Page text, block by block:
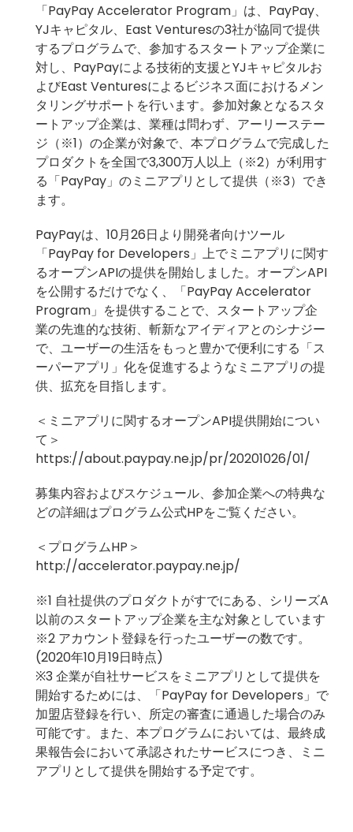
「PayPay Accelerator Program」は、PayPay、
YJキャピタル、East Venturesの3社が協同で提供
するプログラムで、参加するスタートアップ企業に
対し、PayPayによる技術的支援とYJキャピタルお
よびEast Venturesによるビジネス面におけるメン
タリングサポートを行います。参加対象となるスタ
ートアップ企業は、業種は問わず、アーリーステー
ジ（※1）の企業が対象で、本プログラムで完成した
プロダクトを全国で3,300万人以上（※2）が利用す
る「PayPay」のミニアプリとして提供（※3）でき
ます。
PayPayは、10月26日より開発者向けツール
「PayPay for Developers」上でミニアプリに関す
るオープンAPIの提供を開始しました。オープンAPI
を公開するだけでなく、「PayPay Accelerator
Program」を提供することで、スタートアップ企
業の先進的な技術、斬新なアイディアとのシナジー
で、ユーザーの生活をもっと豊かで便利にする「ス
ーパーアプリ」化を促進するようなミニアプリの提
供、拡充を目指します。
＜ミニアプリに関するオープンAPI提供開始につい
て＞
https://about.paypay.ne.jp/pr/20201026/01/
募集内容およびスケジュール、参加企業への特典な
どの詳細はプログラム公式HPをご覧ください。
＜プログラムHP＞
http://accelerator.paypay.ne.jp/
※1 自社提供のプロダクトがすでにある、シリーズA
以前のスタートアップ企業を主な対象としています
※2 アカウント登録を行ったユーザーの数です。
(2020年10月19日時点)
※3 企業が自社サービスをミニアプリとして提供を
開始するためには、「PayPay for Developers」で
加盟店登録を行い、所定の審査に通過した場合のみ
可能です。また、本プログラムにおいては、最終成
果報告会において承認されたサービスにつき、ミニ
アプリとして提供を開始する予定です。